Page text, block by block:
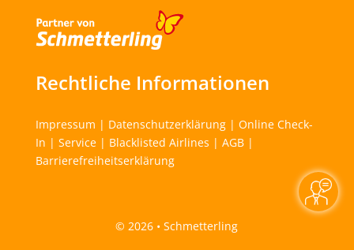
Rechtliche Informationen
Impressum | Datenschutzerklärung| Online Check-
In | Service| Blacklisted Airlines | AGB|
Barrierefreiheitserklärung
© 2026 • Schmetterling